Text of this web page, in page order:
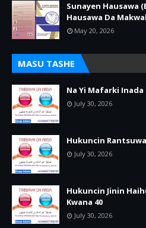
Sunayen Hausawa
Hausawa Da
May 20, 2026
MASU TASHE
Na Yi Mafarki Inada
July 30, 2026
Hukuncin
July 30, 2026
Hukuncin Jinin
Kwana 40
July 30, 2026